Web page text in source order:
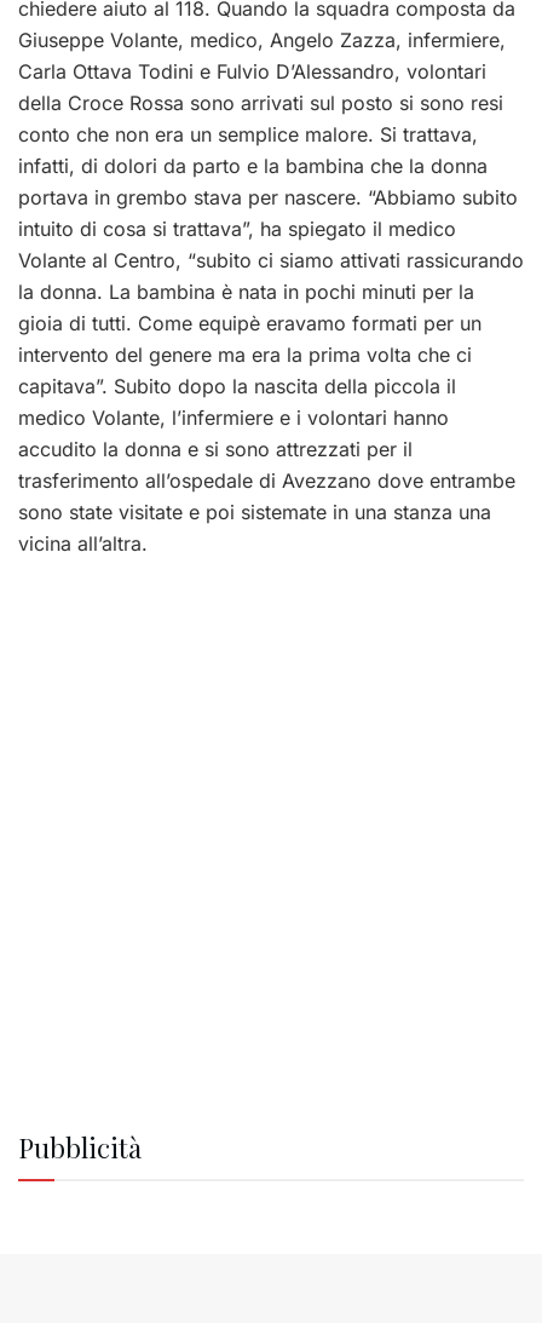
chiedere aiuto al 118. Quando la squadra composta da
Giuseppe Volante, medico, Angelo Zazza, infermiere,
Carla Ottava Todini e Fulvio D’Alessandro, volontari
della Croce Rossa sono arrivati sul posto si sono resi
conto che non era un semplice malore. Si trattava,
infatti, di dolori da parto e la bambina che la donna
portava in grembo stava per nascere. “Abbiamo subito
intuito di cosa si trattava”, ha spiegato il medico
Volante al Centro, “subito ci siamo attivati rassicurando
la donna. La bambina è nata in pochi minuti per la
gioia di tutti. Come equipè eravamo formati per un
intervento del genere ma era la prima volta che ci
capitava”. Subito dopo la nascita della piccola il
medico Volante, l’infermiere e i volontari hanno
accudito la donna e si sono attrezzati per il
trasferimento all’ospedale di Avezzano dove entrambe
sono state visitate e poi sistemate in una stanza una
vicina all’altra.
Pubblicità